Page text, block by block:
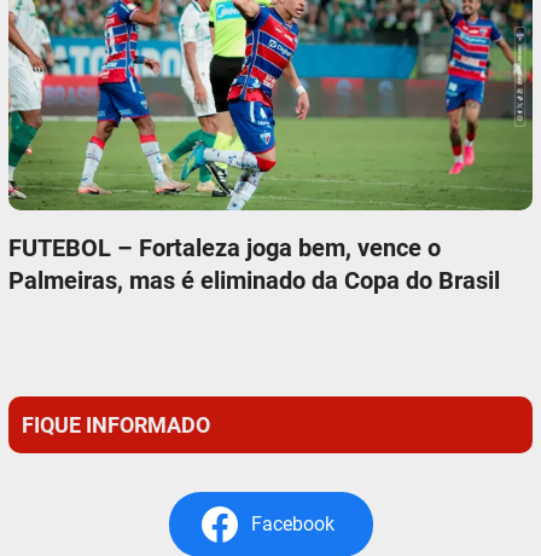
FUTEBOL – Fortaleza joga bem, vence o
Palmeiras, mas é eliminado da Copa do Brasil
FIQUE INFORMADO
Facebook